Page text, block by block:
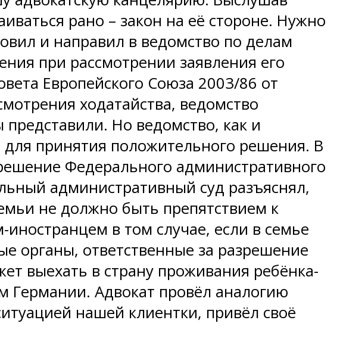
рано – закон на её стороне. Нужно
и направил в ведомство по делам
при рассмотрении заявления его
Европейского Союза 2003/86 от
ходатайства, ведомство
Но ведомство, как и
для принятия положительного решения. В
Федерального административного
административный суд разъяснял,
не должно быть препятствием к
в том случае, если в семье
органы, ответственные за разрешение
выехать в страну проживания ребёнка-
Германии. Адвокат провёл аналогию
нашей клиентки, привёл своё